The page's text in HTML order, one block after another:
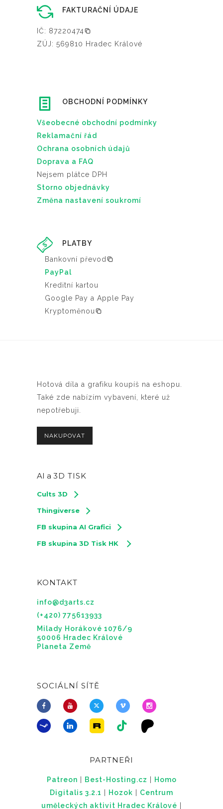
FAKTURAČNÍ ÚDAJE
IČ: 87220474
ZÚJ: 569810 Hradec Králové
OBCHODNÍ PODMÍNKY
Všeobecné obchodní podmínky
Reklamační řád
Ochrana osobních údajů
Doprava a FAQ
Nejsem plátce DPH
Storno objednávky
Změna nastavení soukromí
PLATBY
Bankovní převod
PayPal
Kreditní kartou
Google Pay a Apple Pay
Kryptoměnou
Hotová díla a grafiku koupíš na eshopu.
Také zde nabízím vybavení, které už
nepotřebuji.
NAKUPOVAT
AI a 3D TISK
Cults 3D
Thingiverse
FB skupina AI Grafici
FB skupina 3D Tisk HK
KONTAKT
info@d3arts.cz
(+420) 775613933
Milady Horákové 1076/9
50006 Hradec Králové
Planeta Země
SOCIÁLNÍ SÍTĚ
PARTNEŘI
Patreon Best-Hosting.cz
Homo
Digitalis 3.2.1
Hozok
Centrum
uměleckých aktivit Hradec Králové